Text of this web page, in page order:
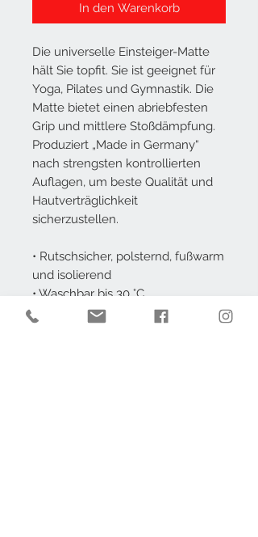
In den Warenkorb
Die universelle Einsteiger-Matte
hält Sie topfit. Sie ist geeignet für
Yoga, Pilates und Gymnastik. Die
Matte bietet einen abriebfesten
Grip und mittlere Stoßdämpfung.
Produziert „Made in Germany“
nach strengsten kontrollierten
Auflagen, um beste Qualität und
Hautverträglichkeit
sicherzustellen.
• Rutschsicher, polsternd, fußwarm
und isolierend
• Waschbar bis 30 °C
• Pflegeleicht